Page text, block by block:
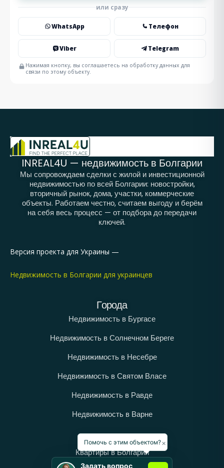
или сразу
WhatsApp Телефон
Viber Telegram
Нажимая кнопку, вы соглашаетесь на обработку данных для
связи по этому объекту.
INREAL4U — недвижимость в Болгарии
Мы сопровождаем сделки с жилой и инвестиционной
недвижимостью по всей Болгарии: новостройки,
вторичный рынок, дома, участки, коммерческие
объекты. Работаем честно, считаем выгоду и берём
на себя весь процесс — от подбора до передачи
ключей.
Версия проекта для Украины —
Недвижимость в Болгарии для украинцев
Города
Недвижимость в Бургасе
Недвижимость в Солнечном Береге
Недвижимость в Несебре
Недвижимость в Святом Власе
Недвижимость в Равде
Недвижимость в Варне
Категории
Квартиры в Болгарии
×
Помочь с этим объектом?
Задать вопрос